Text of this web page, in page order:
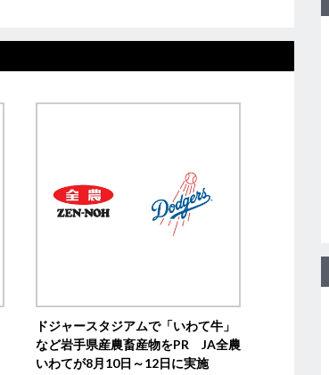
ドジャースタジアムで「いわて牛」
など岩手県産農畜産物をPR JA全農
いわてが8月10日～12日に実施